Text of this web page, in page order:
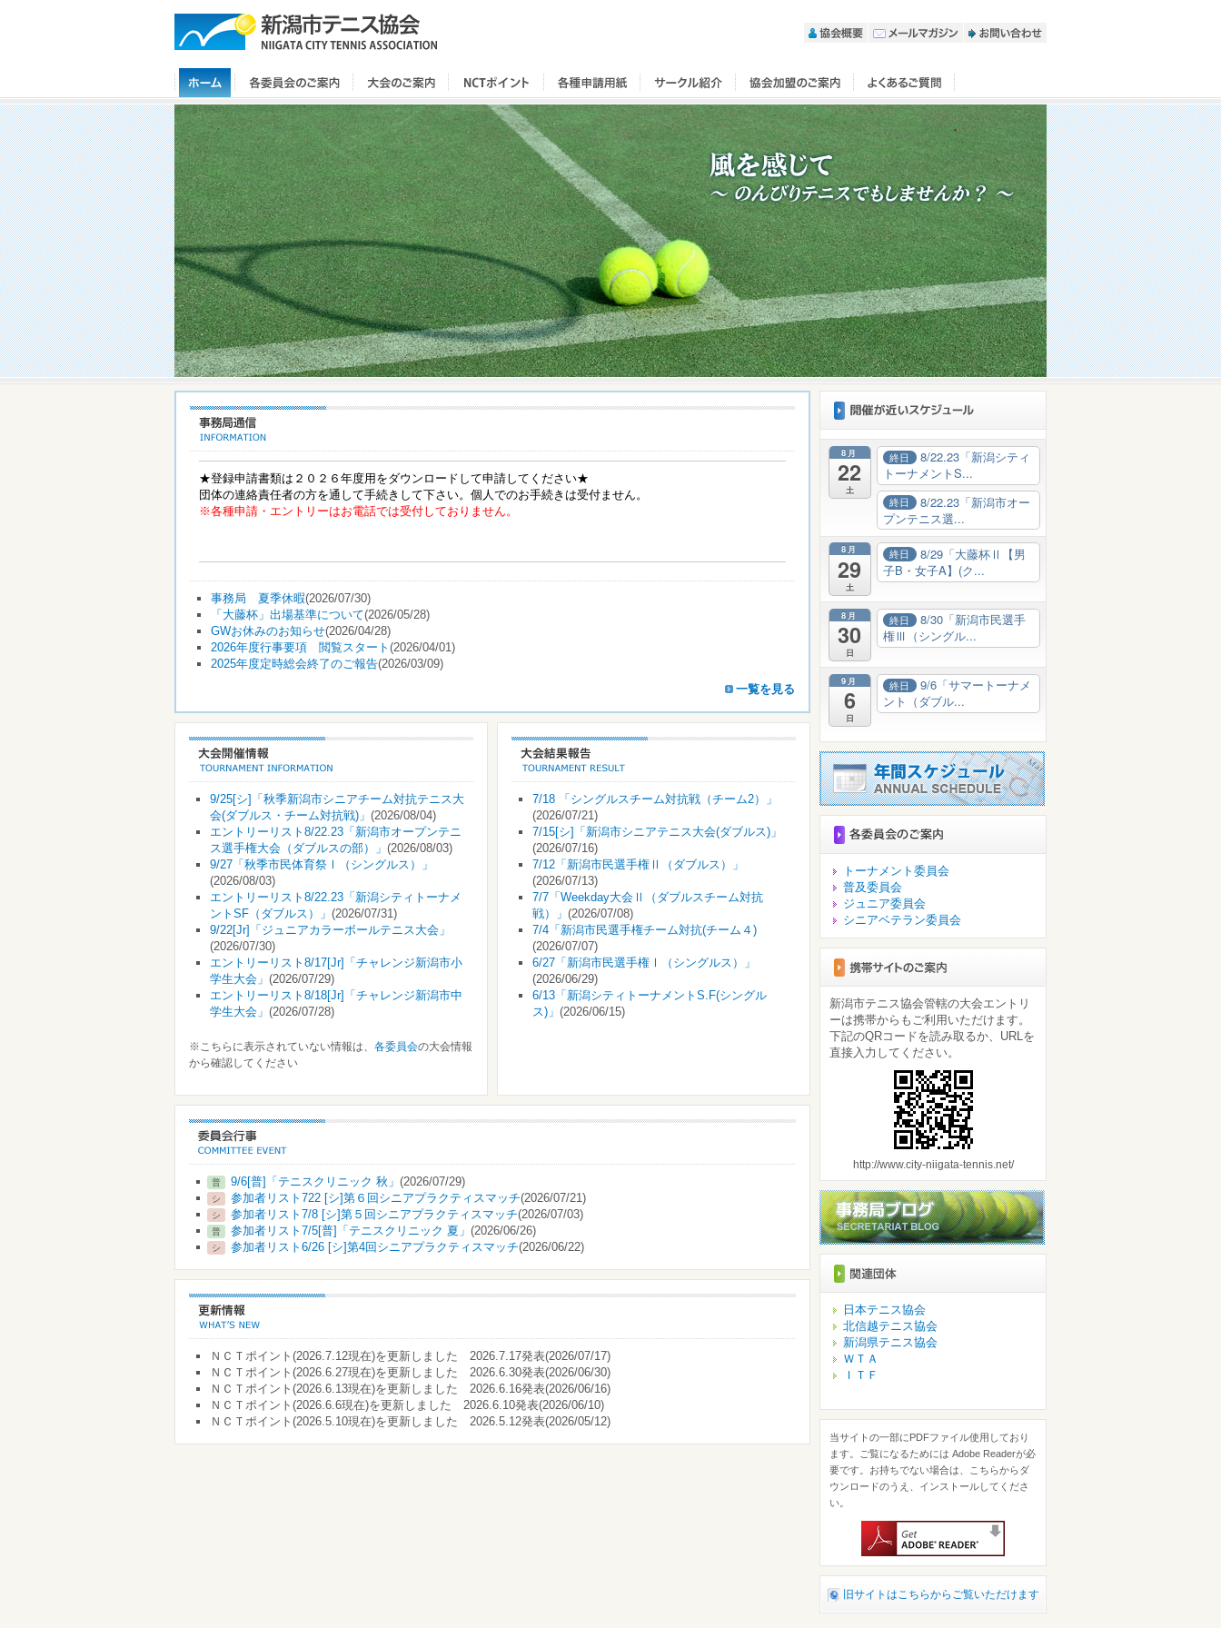
★登録申請書類は２０２６年度用をダウンロードして申請してください★
団体の連絡責任者の方を通して手続きして下さい。個人でのお手続きは受付ません。
※各種申請・エントリーはお電話では受付しておりません。
事務局 夏季休暇(2026/07/30)
「大藤杯」出場基準について(2026/05/28)
GWお休みのお知らせ(2026/04/28)
2026年度行事要項 閲覧スタート (2026/04/01)
2025年度定時総会終了のご報告(2026/03/09)
一覧を見る
9/25[シ]「秋季新潟市シニアチーム対抗テニス大
会(ダブルス・チーム対抗戦)」 (2026/08/04)
エントリーリスト8/22.23「新潟市オープンテニ
ス選手権大会（ダブルスの部）」 (2026/08/03)
9/27「秋季市民体育祭Ⅰ（シングルス）」
(2026/08/03)
エントリーリスト8/22.23「新潟シティトーナメ
ントSF（ダブルス）」 (2026/07/31)
9/22[Jr]「ジュニアカラーボールテニス大会」
(2026/07/30)
エントリーリスト8/17[Jr]「チャレンジ新潟市小
学生大会」 (2026/07/29)
エントリーリスト8/18[Jr]「チャレンジ新潟市中
学生大会」 (2026/07/28)
※こちらに表示されていない情報は、 各委員会の大会情報
から確認してください
7/18 「シングルスチーム対抗戦（チーム2）」
(2026/07/21)
7/15[シ]「新潟市シニアテニス大会(ダブルス)」
(2026/07/16)
7/12「新潟市民選手権Ⅱ（ダブルス）」
(2026/07/13)
7/7「Weekday大会Ⅱ（ダブルスチーム対抗
戦）」 (2026/07/08)
7/4「新潟市民選手権チーム対抗(チーム４)
(2026/07/07)
6/27「新潟市民選手権Ⅰ（シングルス）」
(2026/06/29)
6/13「新潟シティトーナメントS.F(シングル
ス)」 (2026/06/15)
普 9/6[普]「テニスクリニック 秋」 (2026/07/29)
シ 参加者リスト722 [シ]第６回シニアプラクティスマッチ(2026/07/21)
シ 参加者リスト7/8 [シ]第５回シニアプラクティスマッチ(2026/07/03)
普 参加者リスト7/5[普]「テニスクリニック 夏」 (2026/06/26)
シ 参加者リスト6/26 [シ]第4回シニアプラクティスマッチ(2026/06/22)
ＮＣＴポイント(2026.7.12現在)を更新しました 2026.7.17発表(2026/07/17)
ＮＣＴポイント(2026.6.27現在)を更新しました 2026.6.30発表(2026/06/30)
ＮＣＴポイント(2026.6.13現在)を更新しました 2026.6.16発表(2026/06/16)
ＮＣＴポイント(2026.6.6現在)を更新しました 2026.6.10発表(2026/06/10)
ＮＣＴポイント(2026.5.10現在)を更新しました 2026.5.12発表(2026/05/12)
開催が近いイベント
8月
22
土
終日
8/22.23「新潟シティ
トーナメントS...
終日
8/22.23「新潟市オー
プンテニス選...
8月
29
土
終日
8/29「大藤杯Ⅱ【男
子B・女子A】(ク...
8月
30
日
終日
8/30「新潟市民選手
権Ⅲ（シングル...
9月
6
日
終日
9/6「サマートーナメ
ント（ダブル...
トーナメント委員会
普及委員会
ジュニア委員会
シニアベテラン委員会
新潟市テニス協会管轄の大会エントリ
ーは携帯からもご利用いただけます。
下記のQRコードを読み取るか、URLを
直接入力してください。
http://www.city-niigata-tennis.net/
日本テニス協会
北信越テニス協会
新潟県テニス協会
ＷＴＡ
ＩＴＦ
当サイトの一部にPDFファイル使用しており
ます。ご覧になるためには Adobe Readerが必
要です。お持ちでない場合は、こちらからダ
ウンロードのうえ、インストールしてくださ
い。
旧サイトはこちらからご覧いただけます